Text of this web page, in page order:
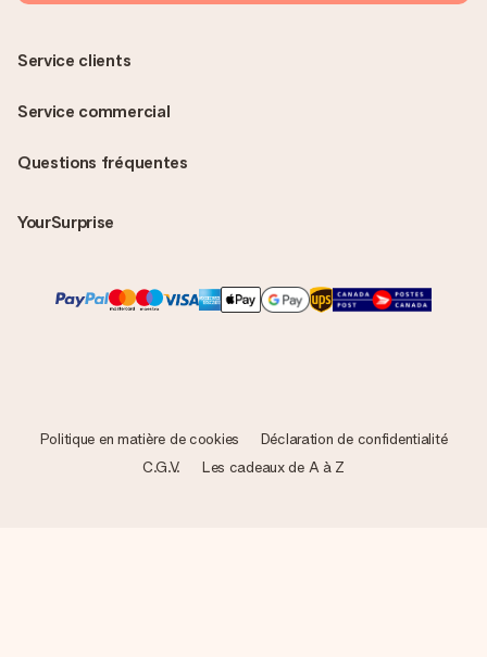
Questions fréquentes
YourSurprise
Service clients
Service commercial
Politique en matière de cookies
Déclaration de confidentialité
C.G.V.
Les cadeaux de A à Z